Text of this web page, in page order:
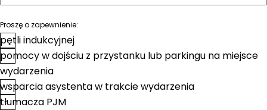
Proszę o zapewnienie:
pętli indukcyjnej
pomocy w dojściu z przystanku lub parkingu na miejsce
wydarzenia
wsparcia asystenta w trakcie wydarzenia
tłumacza PJM